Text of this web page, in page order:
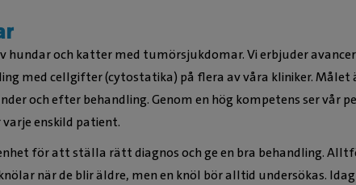
hundar och katter med tumörsjukdomar. Vi erbjuder
med cellgifter (cytostatika) på flera av våra kliniker. Målet
och efter behandling. Genom en hög kompetens ser vår
enskild patient.
för att ställa rätt diagnos och ge en bra behandling.
när de blir äldre, men en knöl bör alltid undersökas.